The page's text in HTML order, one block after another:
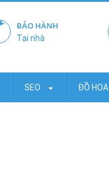
BẢO HÀNH
Tại nhà
SEO ĐỒ HỌA